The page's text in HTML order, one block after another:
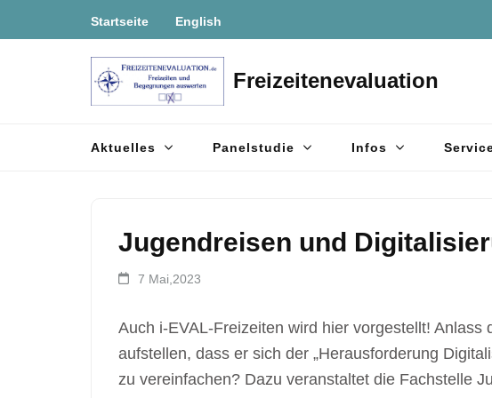
Inhalt
Startseite English
Freizeitenevaluation
Aktuelles Panelstudie Infos
Jugendreisen und
7 Mai,2023
Auch i-EVAL-Freizeiten wird hier vorgestellt!
aufstellen, dass er sich der „Herausforderung
zu vereinfachen? Dazu veranstaltet die Fachstelle